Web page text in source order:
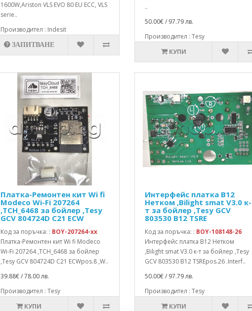
1600W,Ariston VLS EVO 80 EU ECC, VLS
serie..
Производител : Indesit
ЗАПИТВАНЕ
..
50.00€ / 97.79 лв.
Производител : Tesy
КУПИ
Платка-Ремонтен кит Wi fi
Modeco Wi-Fi 207264
,TCH_6468 за бойлер ,Tesy
GCV 804724D C21 ECW
Код за поръчка: : BOY-207264-xx
Платка-Ремонтен кит Wi fi Modeco
Wi-Fi 207264 ,TCH_6468 за бойлер
,Tesy GCV 804724D C21 ECWpos.8 ,W..
39.88€ / 78.00 лв.
Производител : Tesy
КУПИ
Интерфейс платка B12
Нетком ,Bilight smat V3.0 к-
т за бойлер ,Tesy GCV
803530 B12 TSRE
Код за поръчка: : BOY-108148-26
Интерфейс платка B12 Нетком
,Bilight smat V3.0 к-т за бойлер ,Tesy
GCV 803530 B12 TSREpos.26 .Interf..
50.00€ / 97.79 лв.
Производител : Tesy
КУПИ